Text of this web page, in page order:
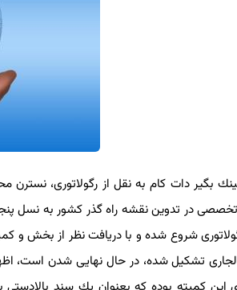
بگیر دات كام به نقل از رگولاتوری، نسترن
تشكیل شده، در حال نهایی شدن است،